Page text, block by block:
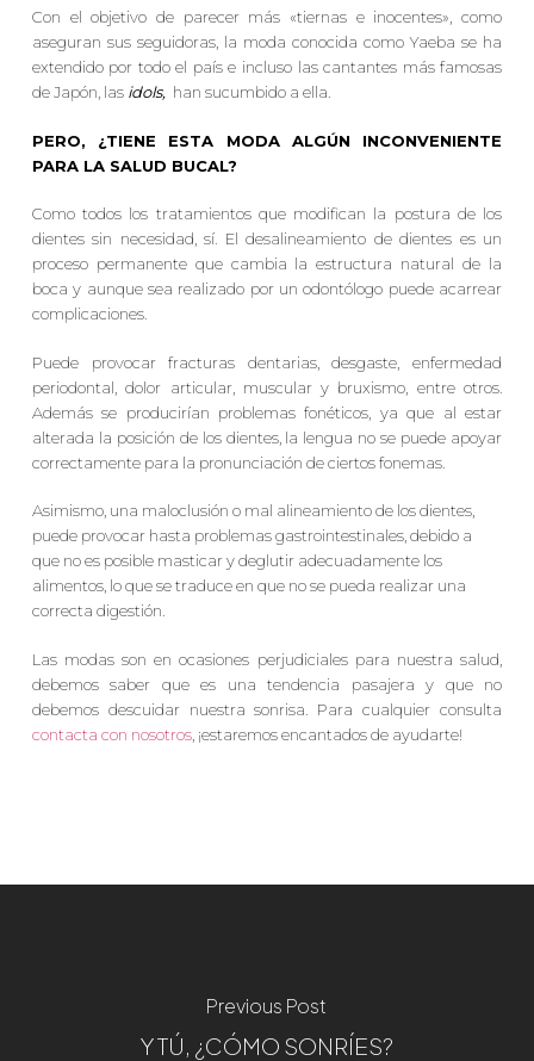
Con el objetivo de parecer más «tiernas e inocentes», como
aseguran sus seguidoras, la moda conocida como Yaeba se ha
extendido por todo el país e incluso las cantantes más famosas
de Japón, las idols, han sucumbido a ella.
PERO, ¿TIENE ESTA MODA ALGÚN INCONVENIENTE
PARA LA SALUD BUCAL?
Como todos los tratamientos que modifican la postura de los
dientes sin necesidad, sí. El desalineamiento de dientes es un
proceso permanente que cambia la estructura natural de la
boca y aunque sea realizado por un odontólogo puede acarrear
complicaciones.
Puede provocar fracturas dentarias, desgaste, enfermedad
periodontal, dolor articular, muscular y bruxismo, entre otros.
Además se producirían problemas fonéticos, ya que al estar
alterada la posición de los dientes, la lengua no se puede apoyar
correctamente para la pronunciación de ciertos fonemas.
Asimismo, una maloclusión o mal alineamiento de los dientes,
puede provocar hasta problemas gastrointestinales, debido a
que no es posible masticar y deglutir adecuadamente los
alimentos, lo que se traduce en que no se pueda realizar una
correcta digestión.
Las modas son en ocasiones perjudiciales para nuestra salud,
debemos saber que es una tendencia pasajera y que no
debemos descuidar nuestra sonrisa. Para cualquier consulta
contacta con nosotros, ¡estaremos encantados de ayudarte!
Previous Post
Y TÚ, ¿CÓMO SONRÍES?